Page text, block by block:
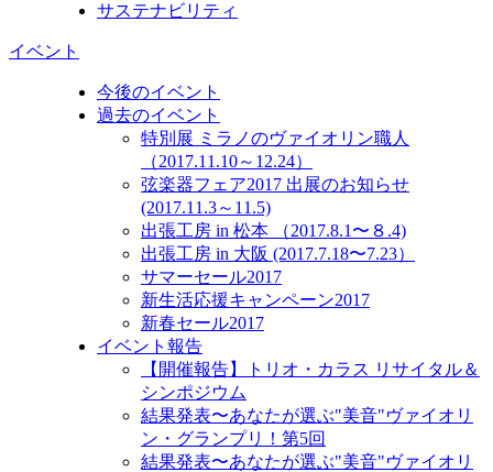
サステナビリティ
イベント
今後のイベント
過去のイベント
特別展 ミラノのヴァイオリン職人
（2017.11.10～12.24）
弦楽器フェア2017 出展のお知らせ
(2017.11.3～11.5)
出張工房 in 松本 （2017.8.1〜８.4)
出張工房 in 大阪 (2017.7.18〜7.23）
サマーセール2017
新生活応援キャンペーン2017
新春セール2017
イベント報告
【開催報告】トリオ・カラス リサイタル＆
シンポジウム
結果発表〜あなたが選ぶ"美音"ヴァイオリ
ン・グランプリ！第5回
結果発表〜あなたが選ぶ"美音"ヴァイオリ